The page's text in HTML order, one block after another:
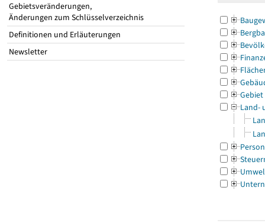
Gebietsveränderungen,
Änderungen zum Schlüsselverzeichnis
Definitionen und Erläuterungen
Newsletter
Gebiet
Land-